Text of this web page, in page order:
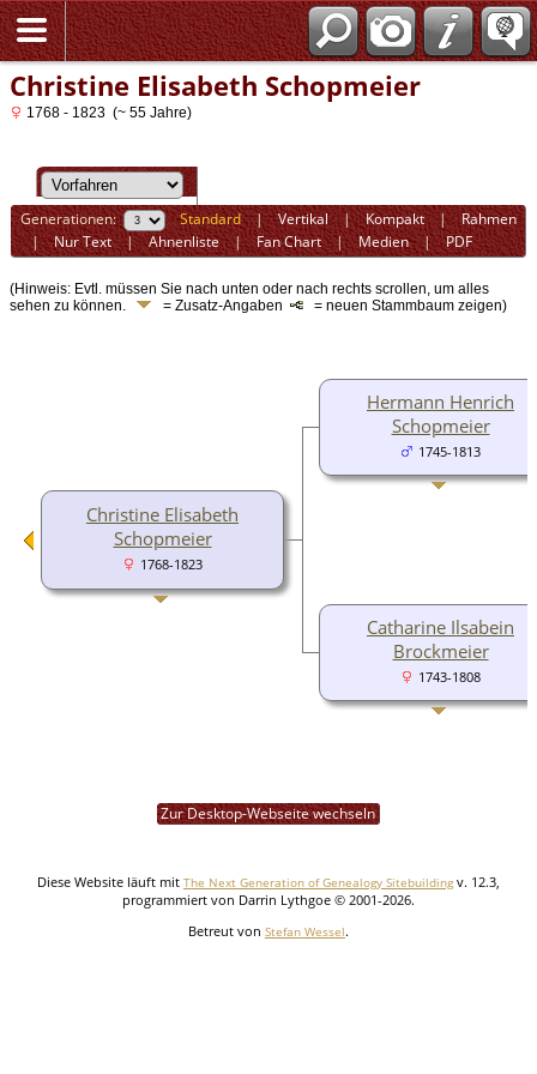
Christine Elisabeth Schopmeier
1768 - 1823 (~ 55 Jahre)
Generationen: Standard|Vertikal|Kompakt| Rahmen
|Nur Text|Ahnenliste|Fan Chart|Medien|PDF
(Hinweis: Evtl. müssen Sie nach unten oder nach rechts scrollen, um alles
sehen zu können.
= Zusatz-Angaben = neuen Stammbaum zeigen)
Christine Elisabeth
Schopmeier
1768-1823
Hermann Henrich
Schopmeier
1745-1813
Catharine Ilsabein
Brockmeier
1743-1808
Zur Desktop-Webseite wechseln
Diese Website läuft mit The Next Generation of Genealogy Sitebuilding v. 12.3,
programmiert von Darrin Lythgoe © 2001-2026.
Betreut von Stefan Wessel.